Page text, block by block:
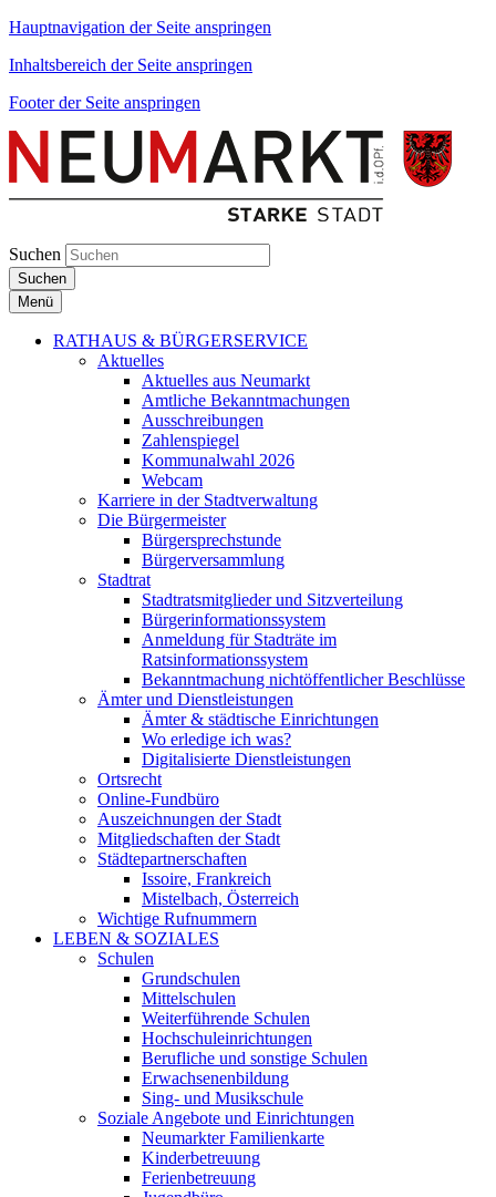
Hauptnavigation der Seite anspringen
Inhaltsbereich der Seite anspringen
Footer der Seite anspringen
Suchen
Suchen
Menü
RATHAUS & BÜRGERSERVICE
Aktuelles
Aktuelles aus Neumarkt
Amtliche Bekanntmachungen
Ausschreibungen
Zahlenspiegel
Kommunalwahl 2026
Webcam
Karriere in der Stadtverwaltung
Die Bürgermeister
Bürgersprechstunde
Bürgerversammlung
Stadtrat
Stadtratsmitglieder und Sitzverteilung
Bürgerinformationssystem
Anmeldung für Stadträte im
Ratsinformationssystem
Bekanntmachung nichtöffentlicher Beschlüsse
Ämter und Dienstleistungen
Ämter & städtische Einrichtungen
Wo erledige ich was?
Digitalisierte Dienstleistungen
Ortsrecht
Online-Fundbüro
Auszeichnungen der Stadt
Mitgliedschaften der Stadt
Städtepartnerschaften
Issoire, Frankreich
Mistelbach, Österreich
Wichtige Rufnummern
LEBEN & SOZIALES
Schulen
Grundschulen
Mittelschulen
Weiterführende Schulen
Hochschuleinrichtungen
Berufliche und sonstige Schulen
Erwachsenenbildung
Sing- und Musikschule
Soziale Angebote und Einrichtungen
Neumarkter Familienkarte
Kinderbetreuung
Ferienbetreuung